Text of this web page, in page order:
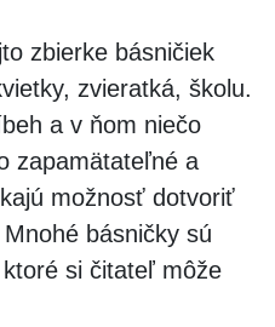
zbierke básničiek
zvieratká, školu.
a v ňom niečo
zapamätateľné a
možnosť dotvoriť
básničky sú
si čitateľ môže